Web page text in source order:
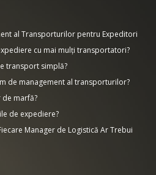
al Transporturilor pentru Expeditori
cu mai mulți transportatori?
transport simplă?
de management al transporturilor?
marfă?
de expediere?
Manager de Logistică Ar Trebui